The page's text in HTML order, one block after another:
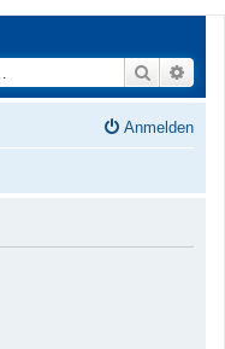
Suche
Anmelden